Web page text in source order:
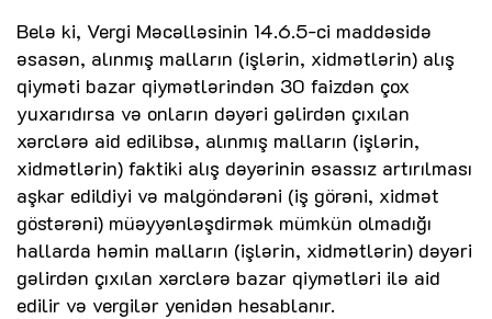
Belə ki, Vergi Məcəlləsinin 14.6.5-ci maddəsidə
əsasən, alınmış malların (işlərin, xidmətlərin) alış
qiyməti bazar qiymətlərindən 30 faizdən çox
yuxarıdırsa və onların dəyəri gəlirdən çıxılan
xərclərə aid edilibsə, alınmış malların (işlərin,
xidmətlərin) faktiki alış dəyərinin əsassız artırılması
aşkar edildiyi və malgöndərəni (iş görəni, xidmət
göstərəni) müəyyənləşdirmək mümkün olmadığı
hallarda həmin malların (işlərin, xidmətlərin) dəyəri
gəlirdən çıxılan xərclərə bazar qiymətləri ilə aid
edilir və vergilər yenidən hesablanır.